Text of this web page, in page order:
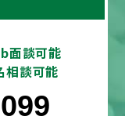
面談可能
相談可能